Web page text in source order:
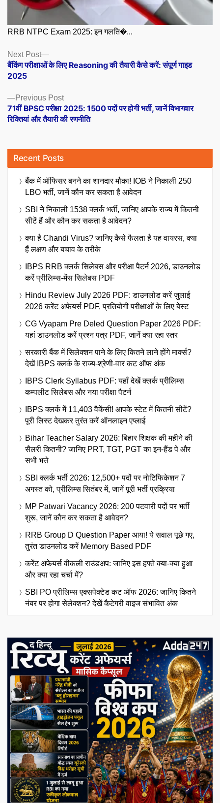
RRB NTPC Exam 2025: इन गलति�...
Posts
navigation
Previous PostPrevious
post:
71वीं BPSC परीक्षा 2025: 1500 पदों पर होगी भर्ती, जानें विभागवार
रिक्तियां और तैयारी की रणनीति
Next Post
Next
post:
बैंकिंग परीक्षाओं के लिए Reasoning की तैयारी कैसे करें: संपूर्ण गाइड
2025
Recent Posts
बैंक में ऑफिसर बनने का शानदार मौका! IOB ने निकाली 250
LBO भर्ती, जानें कौन कर सकता है आवेदन
SBI ने निकाली 1538 क्लर्क भर्ती, जानिए आपके राज्य में कितनी
सीटें हैं और कौन कर सकता है आवेदन?
क्या है Chandi Virus? जानिए कैसे फैलता है यह वायरस, क्या
हैं लक्षण और बचाव के तरीके
IBPS RRB क्लर्क सिलेबस और परीक्षा पैटर्न 2026, डाउनलोड
करें प्रीलिम्स-मेंस सिलेबस PDF
Hindu Review July 2026 PDF: डाउनलोड करें जुलाई
2026 करेंट अफेयर्स PDF, प्रतियोगी परीक्षाओं के लिए बेस्ट
CG Vyapam Pre Deled Question Paper 2026 PDF:
यहां डाउनलोड करें प्रश्न पत्र PDF, जानें क्या रहा स्तर
सरकारी बैंक में सिलेक्शन पाने के लिए कितने लाने होंगे मार्क्स?
देखें IBPS क्लर्क के राज्य-श्रेणी-वार कट ऑफ अंक
IBPS Clerk Syllabus PDF: यहाँ देखें क्लर्क प्रीलिम्स
कम्पलीट सिलेबस और नया परीक्षा पैटर्न
IBPS क्लर्क में 11,403 वैकेंसी! आपके स्टेट में कितनी सीटें?
पूरी लिस्ट देखकर तुरंत करें ऑनलाइन एप्लाई
Bihar Teacher Salary 2026: बिहार शिक्षक की महीने की
सैलरी कितनी? जानिए PRT, TGT, PGT का इन-हैंड पे और
सभी भत्ते
SBI क्लर्क भर्ती 2026: 12,500+ पदों पर नोटिफिकेशन 7
अगस्त को, प्रीलिम्स सितंबर में, जानें पूरी भर्ती प्रक्रिया
MP Patwari Vacancy 2026: 200 पटवारी पदों पर भर्ती
शुरू, जानें कौन कर सकता है आवेदन?
RRB Group D Question Paper आया! ये सवाल पूछे गए,
तुरंत डाउनलोड करें Memory Based PDF
करेंट अफेयर्स वीकली राउंडअप: जानिए इस हफ्ते क्या-क्या हुआ
और क्या रहा चर्चा में?
SBI PO प्रीलिम्स एक्सपेक्टेड कट ऑफ 2026: जानिए कितने
नंबर पर होगा सेलेक्शन? देखें कैटेगरी वाइज संभावित अंक